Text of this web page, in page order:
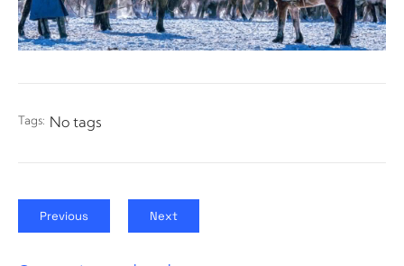
Tags: No tags
Previous Next